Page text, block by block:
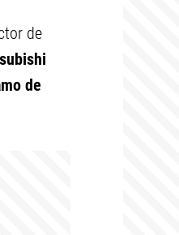
de
de